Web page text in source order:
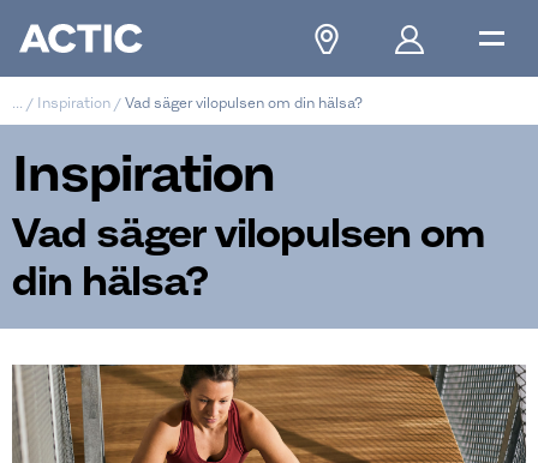
/ Inspiration / Vad säger vilopulsen om din hälsa?
Inspiration
Vad säger vilopulsen om
din hälsa?